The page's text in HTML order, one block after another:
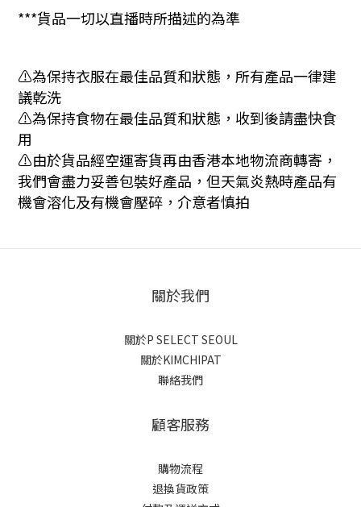
***貨品一切以直播時所描述的為準
⚠️為保持衣服在最佳品質和狀態，所有產品一律建
議乾洗
⚠️為保持食物在最佳品質和狀態，收到後請盡快食
用
⚠️由於貨品經空運寄貨再由香港本地物流商轉寄，
我們會盡力妥善包裝好產品，但天氣炎熱時產品有
機會溶化及有機會壓碎，介意者慎拍
關於我們
關於P SELECT SEOUL
關於KIMCHIPAT
聯絡我們
顧客服務
購物流程
退換貨政策